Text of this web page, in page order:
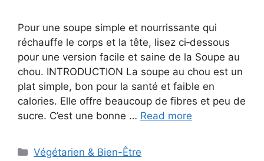
Pour une soupe simple et nourrissante qui
réchauffe le corps et la tête, lisez ci‑dessous
pour une version facile et saine de la Soupe au
chou. INTRODUCTION La soupe au chou est un
plat simple, bon pour la santé et faible en
calories. Elle offre beaucoup de fibres et peu de
sucre. C’est une bonne … Read more
Categories
Végétarien & Bien-Être